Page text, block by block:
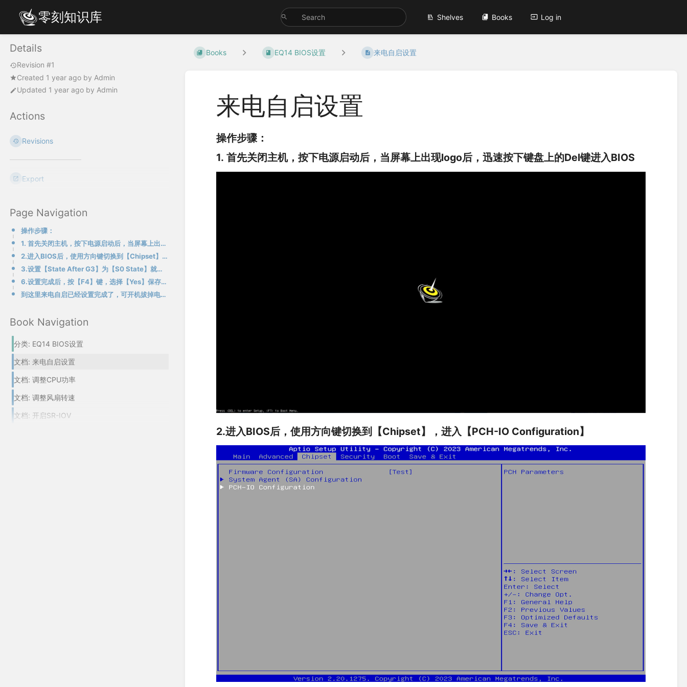
零刻知识库 Shelves Books Log in
Details
Revision #1
Created 1 year ago by Admin
Updated 1 year ago by Admin
Actions
Revisions
Export
Page Navigation
操作步骤：
1. 首先关闭主机，按下电源启动后，当屏幕上出现logo后，迅速按下键盘上的Del键进入BIOS
2.进入BIOS后，使用方向键切换到【Chipset】，进入【PCH-IO Configuration】
3.设置【State After G3】为【S0 State】就是开启来电自启，【S5 State】为关闭来电自启，这里我们需要开启来电自启就选择【S0 State】选项即可
6.设置完成后，按【F4】键，选择【Yes】保存并退出，即可
到这里来电自启已经设置完成了，可开机拔掉电源再插入电源即可验证是否设置成功！
Book Navigation
EQ14 BIOS设置
来电自启设置
调整CPU功率
调整风扇转速
开启SR-IOV
Books EQ14 BIOS设置 来电自启设置
来电自启设置
操作步骤：
1. 首先关闭主机，按下电源启动后，当屏幕上出现logo后，迅速按下键盘上的Del键进入BIOS
2.进入BIOS后，使用方向键切换到【Chipset】，进入【PCH-IO Configuration】